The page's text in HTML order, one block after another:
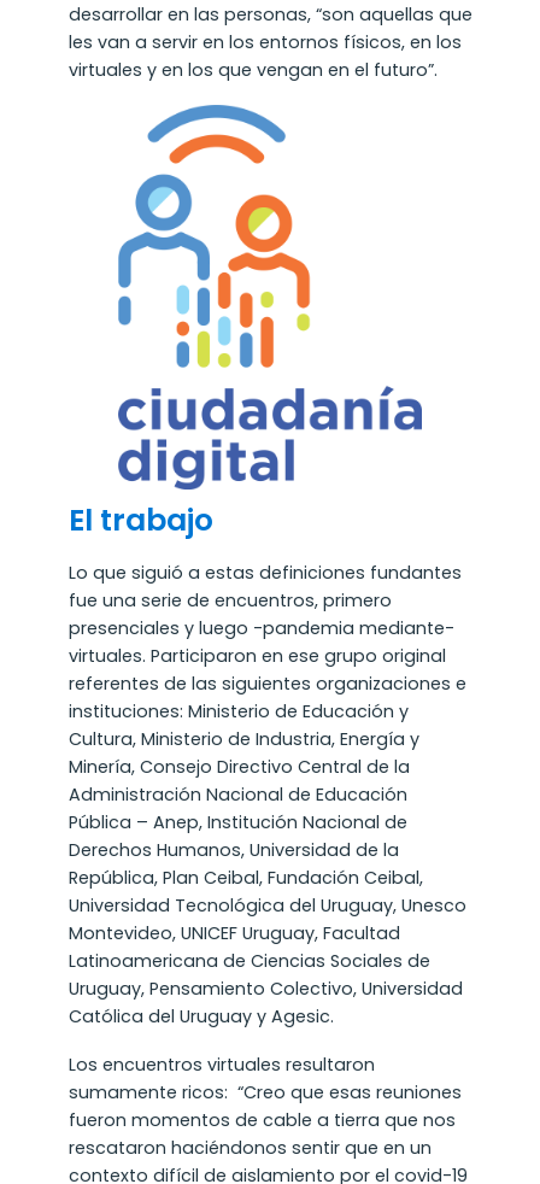
desarrollar en las personas, “son aquellas que
les van a servir en los entornos físicos, en los
virtuales y en los que vengan en el futuro”.
El trabajo
Lo que siguió a estas definiciones fundantes
fue una serie de encuentros, primero
presenciales y luego -pandemia mediante-
virtuales. Participaron en ese grupo original
referentes de las siguientes organizaciones e
instituciones: Ministerio de Educación y
Cultura, Ministerio de Industria, Energía y
Minería, Consejo Directivo Central de la
Administración Nacional de Educación
Pública – Anep, Institución Nacional de
Derechos Humanos, Universidad de la
República, Plan Ceibal, Fundación Ceibal,
Universidad Tecnológica del Uruguay, Unesco
Montevideo, UNICEF Uruguay, Facultad
Latinoamericana de Ciencias Sociales de
Uruguay, Pensamiento Colectivo, Universidad
Católica del Uruguay y Agesic.
Los encuentros virtuales resultaron
sumamente ricos: “Creo que esas reuniones
fueron momentos de cable a tierra que nos
rescataron haciéndonos sentir que en un
contexto difícil de aislamiento por el covid-19